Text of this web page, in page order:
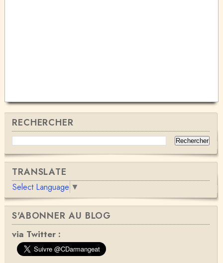
RECHERCHER
TRANSLATE
Select Language ▼
S'ABONNER AU BLOG
via Twitter :